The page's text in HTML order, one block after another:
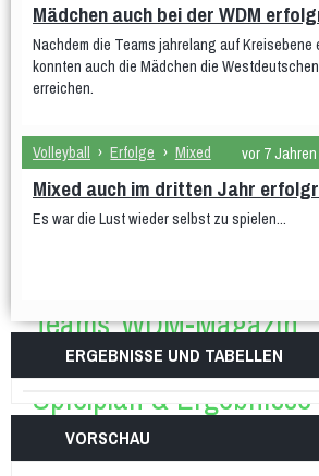
Yogilates
Gesundheitssport
Aktiv 50plus Fit 60plus Rücken-Fitness
Volleyball
Turniere
Norbert-Beil-Turnier
Anmeldung geöffnet
Teams WDM-Magazin
WDM auf Twitch
Spielplan & Ergebnisse
Sporthalle & Anreise
Mädchen auch bei der WDM
Nachdem die Teams jahrelang auf Kreisebene
konnten auch die Mädchen die
erreichen.
Volleyball › Erfolge › Mixed vor 7
Mixed auch im dritten Jahr
Es war die Lust wieder selbst zu spielen...
ERGEBNISSE UND TABELLEN
VORSCHAU